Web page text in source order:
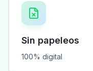
Sin papeleos
100% digital